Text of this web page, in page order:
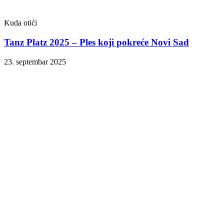
Kuda otići
Tanz Platz 2025 – Ples koji pokreće Novi Sad
23. septembar 2025